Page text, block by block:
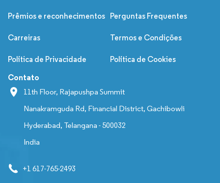
Prêmios e reconhecimentos Perguntas Frequentes
Carreiras Termos e Condições
Política de Privacidade Política de Cookies
Contato
11th Floor, Rajapushpa Summit
Nanakramguda Rd, Financial District, Gachibowli
Hyderabad, Telangana - 500032
India
+1 617-765-2493